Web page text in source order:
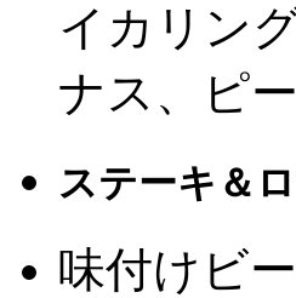
イカリン
ナス、ピ
ステーキ＆
味付けビ